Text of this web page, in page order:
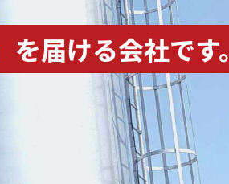
を届ける会社です。